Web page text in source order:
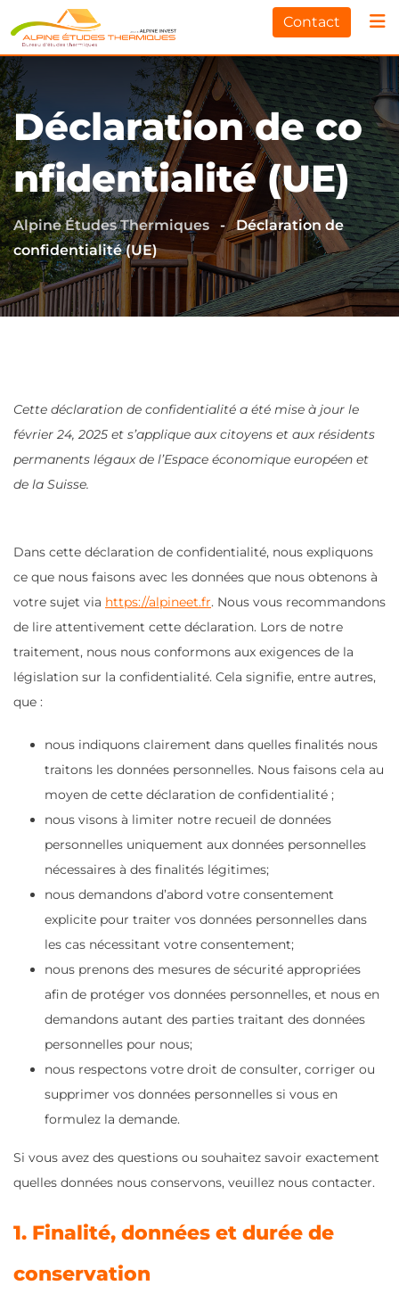
Contact
Déclaration de co
nfidentialité (UE)
Alpine Études Thermiques - Déclaration de
confidentialité (UE)
Cette déclaration de confidentialité a été mise à jour le
février 24, 2025 et s’applique aux citoyens et aux résidents
permanents légaux de l’Espace économique européen et
de la Suisse.
Dans cette déclaration de confidentialité, nous expliquons
ce que nous faisons avec les données que nous obtenons à
votre sujet via https://alpineet.fr. Nous vous recommandons
de lire attentivement cette déclaration. Lors de notre
traitement, nous nous conformons aux exigences de la
législation sur la confidentialité. Cela signifie, entre autres,
que :
nous indiquons clairement dans quelles finalités nous
traitons les données personnelles. Nous faisons cela au
moyen de cette déclaration de confidentialité ;
nous visons à limiter notre recueil de données
personnelles uniquement aux données personnelles
nécessaires à des finalités légitimes;
nous demandons d’abord votre consentement
explicite pour traiter vos données personnelles dans
les cas nécessitant votre consentement;
nous prenons des mesures de sécurité appropriées
afin de protéger vos données personnelles, et nous en
demandons autant des parties traitant des données
personnelles pour nous;
nous respectons votre droit de consulter, corriger ou
supprimer vos données personnelles si vous en
formulez la demande.
Si vous avez des questions ou souhaitez savoir exactement
quelles données nous conservons, veuillez nous contacter.
1. Finalité, données et durée de
conservation